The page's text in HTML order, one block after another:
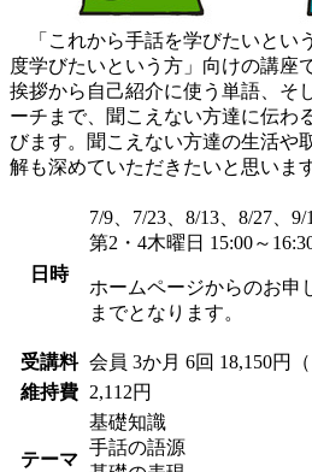
「これから手話を学びたいとい
度学びたいという方」向けの講座
挨拶から自己紹介に使う単語、そ
ーチまで、聞こえない方達に伝わ
びます。聞こえない方達の生活や
解も深めていただきたいと思いま
日時
7/9、7/23、8/13、8/27、9/
第2・4木曜日 15:00～
ホームページからのお申
までとなります。
受講料 会員 3か月 6回 18,150円
維持費
2,112円
テーマ
基礎知識
手話の語源